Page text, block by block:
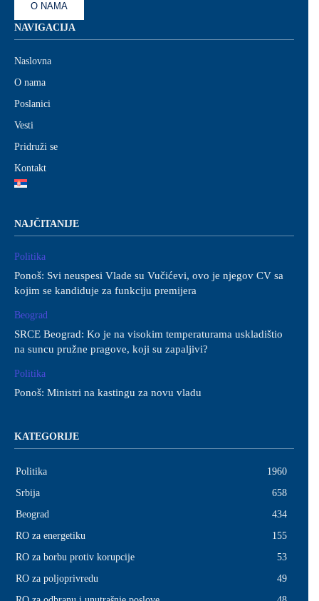
O NAMA
NAVIGACIJA
Naslovna
O nama
Poslanici
Vesti
Pridruži se
Kontakt
NAJČITANIJE
Politika
Ponoš: Svi neuspesi Vlade su Vučićevi, ovo je njegov CV sa
kojim se kandiduje za funkciju premijera
Beograd
SRCE Beograd: Ko je na visokim temperaturama uskladištio
na suncu pružne pragove, koji su zapaljivi?
Politika
Ponoš: Ministri na kastingu za novu vladu
KATEGORIJE
Politika
1960
Srbija
658
Beograd
434
RO za energetiku
155
RO za borbu protiv korupcije
53
RO za poljoprivredu
49